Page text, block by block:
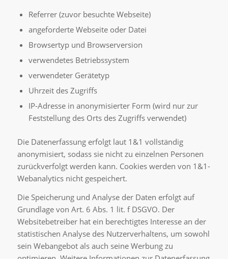
Referrer (zuvor besuchte Webseite)
angeforderte Webseite oder Datei
Browsertyp und Browserversion
verwendetes Betriebssystem
verwendeter Gerätetyp
Uhrzeit des Zugriffs
IP-Adresse in anonymisierter Form (wird nur zur
Feststellung des Orts des Zugriffs verwendet)
Die Datenerfassung erfolgt laut 1&1 vollständig
anonymisiert, sodass sie nicht zu einzelnen Personen
zurückverfolgt werden kann. Cookies werden von 1&1-
Webanalytics nicht gespeichert.
Die Speicherung und Analyse der Daten erfolgt auf
Grundlage von Art. 6 Abs. 1 lit. f DSGVO. Der
Websitebetreiber hat ein berechtigtes Interesse an der
statistischen Analyse des Nutzerverhaltens, um sowohl
sein Webangebot als auch seine Werbung zu